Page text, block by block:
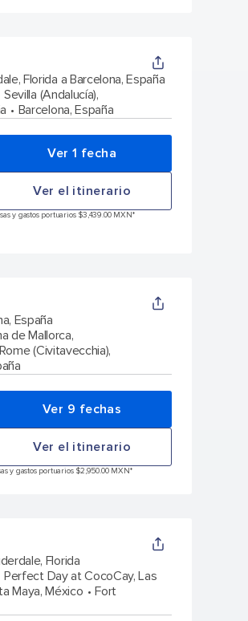
Florida a Barcelona, España
Sevilla (Andalucía),
Barcelona, España
Ver 1 fecha
Ver el itinerario
y gastos portuarios $3,439.00 MXN*
España
de Mallorca,
Rome (Civitavecchia),
Ver 9 fechas
Ver el itinerario
y gastos portuarios $2,950.00 MXN*
Florida
Perfect Day at CocoCay, Las
Maya, México
Fort